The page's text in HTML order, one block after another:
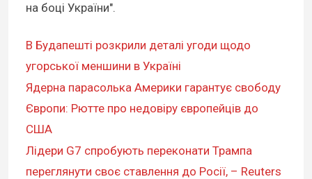
на боці України".
В Будапешті розкрили деталі угоди щодо
угорської меншини в Україні
Ядерна парасолька Америки гарантує свободу
Європи: Рютте про недовіру європейців до
США
Лідери G7 спробують переконати Трампа
переглянути своє ставлення до Росії, – Reuters